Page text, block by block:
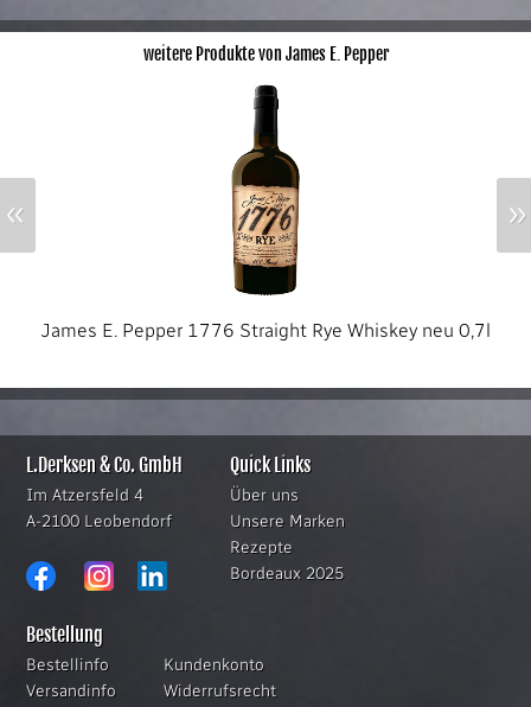
weitere Produkte von James E. Pepper
James E. Pepper 1776 Straight Rye Whiskey neu 0,7l
« »
L.Derksen & Co. GmbH
Im Atzersfeld 4
A-2100 Leobendorf
Quick Links
Über uns
Unsere Marken
Rezepte
Bordeaux 2025
Bestellung
Bestellinfo
Versandinfo
Kundenkonto
Widerrufsrecht